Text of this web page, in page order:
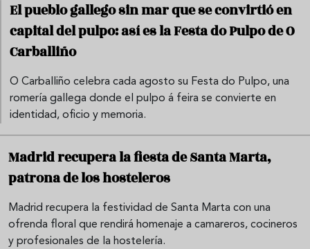
El pueblo gallego sin mar que se convirtió en
capital del pulpo: así es la Festa do Pulpo de O
Carballiño
O Carballiño celebra cada agosto su Festa do Pulpo, una
romería gallega donde el pulpo á feira se convierte en
identidad, oficio y memoria.
Madrid recupera la fiesta de Santa Marta,
patrona de los hosteleros
Madrid recupera la festividad de Santa Marta con una
ofrenda floral que rendirá homenaje a camareros, cocineros
y profesionales de la hostelería.